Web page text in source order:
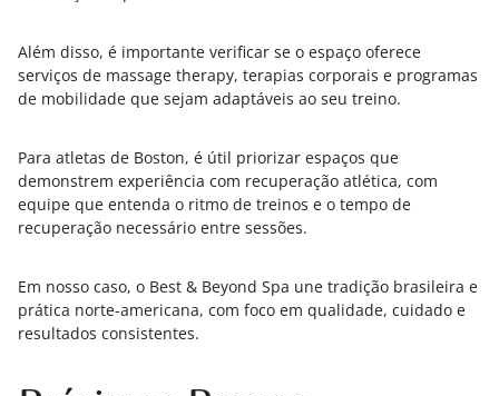
Além disso, é importante verificar se o espaço oferece
serviços de massage therapy, terapias corporais e programas
de mobilidade que sejam adaptáveis ao seu treino.
Para atletas de Boston, é útil priorizar espaços que
demonstrem experiência com recuperação atlética, com
equipe que entenda o ritmo de treinos e o tempo de
recuperação necessário entre sessões.
Em nosso caso, o Best & Beyond Spa une tradição brasileira e
prática norte-americana, com foco em qualidade, cuidado e
resultados consistentes.